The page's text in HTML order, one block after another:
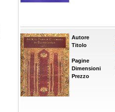
Autore
Titolo
Pagine
Dimensioni
Prezzo